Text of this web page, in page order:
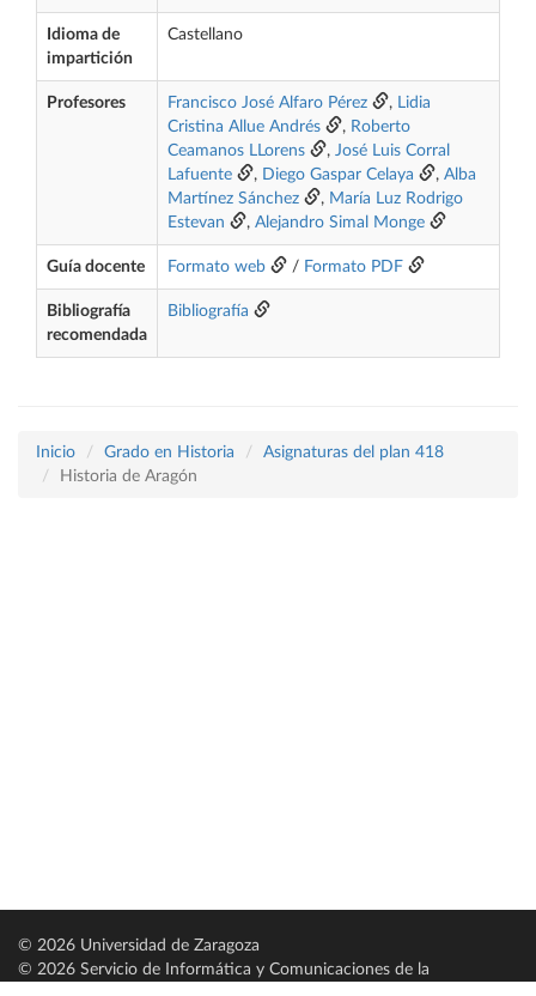
Idioma de
impartición
Castellano
Profesores Francisco José Alfaro Pérez , Lidia
Cristina Allue Andrés
, Roberto
Ceamanos LLorens
, José Luis Corral
Lafuente
, Diego Gaspar Celaya , Alba
Martínez Sánchez
, María Luz Rodrigo
Estevan
, Alejandro Simal Monge
Guía docente Formato web / Formato PDF
Bibliografía
recomendada
Bibliografía
Inicio Grado en Historia
Asignaturas del plan 418
Historia de Aragón
© 2026 Universidad de Zaragoza
© 2026 Servicio de Informática y Comunicaciones de la